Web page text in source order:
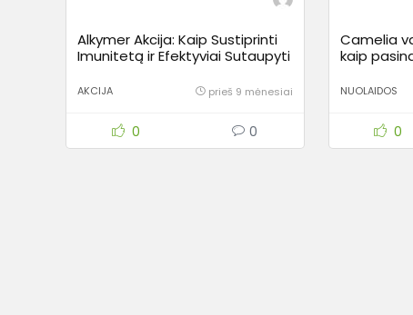
Alkymer Akcija: Kaip Sustiprinti
Imunitetą ir Efektyviai Sutaupyti
AKCIJA prieš 9 mėnesiai
0 0
Camelia
kaip
NUOLAIDOS
0